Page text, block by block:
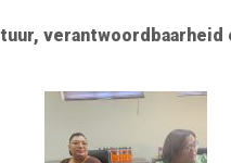
verantwoordbaarheid